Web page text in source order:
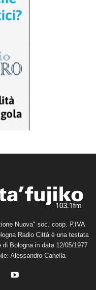
Nuova" soc. coop. P.IVA
Radio Città è una testata
Bologna in data 12/05/1977
Alessandro Canella